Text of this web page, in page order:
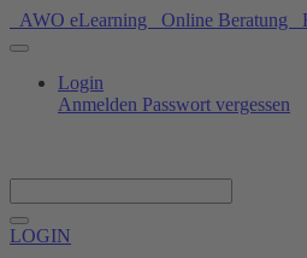
AWO eLearning Online Beratung
Login
Anmelden Passwort vergessen
LOGIN